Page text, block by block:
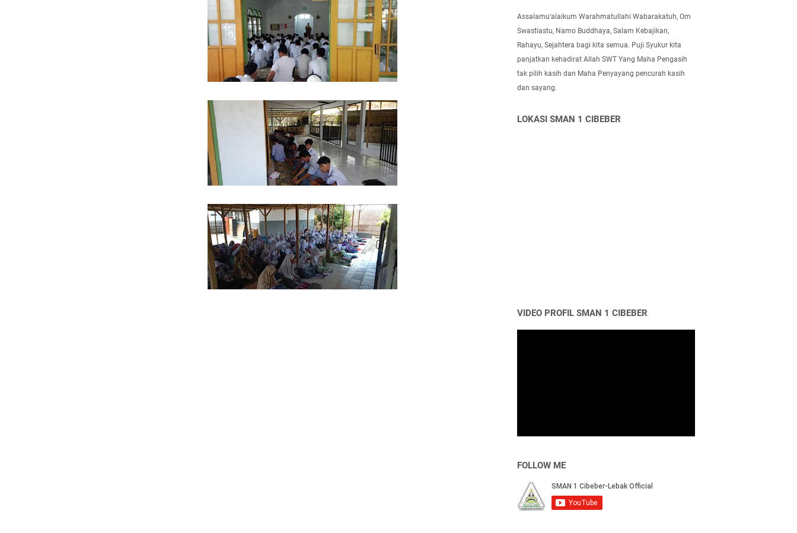
Assalamu’alaikum Warahmatullahi Wabarakatuh, Om
Swastiastu, Namo Buddhaya, Salam Kebajikan,
Rahayu, Sejahtera bagi kita semua. Puji Syukur kita
panjatkan kehadirat Allah SWT Yang Maha Pengasih
tak pilih kasih dan Maha Penyayang pencurah kasih
dan sayang.
LOKASI SMAN 1 CIBEBER
VIDEO PROFIL SMAN 1 CIBEBER
FOLLOW ME